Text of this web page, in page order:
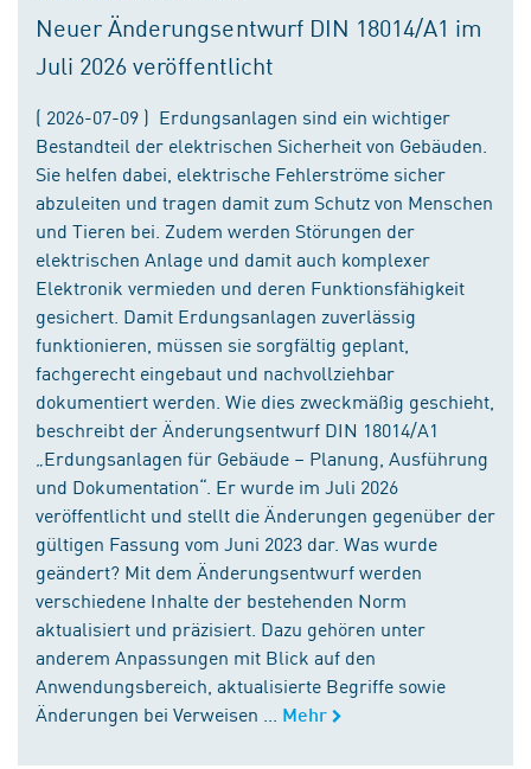
Neuer Änderungsentwurf DIN 18014/A1 im
Juli 2026 veröffentlicht
( 2026-07-09 ) Erdungsanlagen sind ein wichtiger
Bestandteil der elektrischen Sicherheit von Gebäuden.
Sie helfen dabei, elektrische Fehlerströme sicher
abzuleiten und tragen damit zum Schutz von Menschen
und Tieren bei. Zudem werden Störungen der
elektrischen Anlage und damit auch komplexer
Elektronik vermieden und deren Funktionsfähigkeit
gesichert. Damit Erdungsanlagen zuverlässig
funktionieren, müssen sie sorgfältig geplant,
fachgerecht eingebaut und nachvollziehbar
dokumentiert werden. Wie dies zweckmäßig geschieht,
beschreibt der Änderungsentwurf DIN 18014/A1
„Erdungsanlagen für Gebäude – Planung, Ausführung
und Dokumentation“. Er wurde im Juli 2026
veröffentlicht und stellt die Änderungen gegenüber der
gültigen Fassung vom Juni 2023 dar. Was wurde
geändert? Mit dem Änderungsentwurf werden
verschiedene Inhalte der bestehenden Norm
aktualisiert und präzisiert. Dazu gehören unter
anderem Anpassungen mit Blick auf den
Anwendungsbereich, aktualisierte Begriffe sowie
Änderungen bei Verweisen ...
Mehr